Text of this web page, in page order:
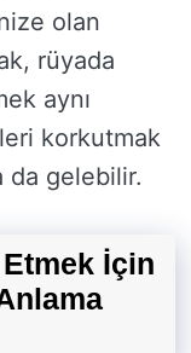
olan
rüyada
aynı
korkutmak
da gelebilir.
İçin